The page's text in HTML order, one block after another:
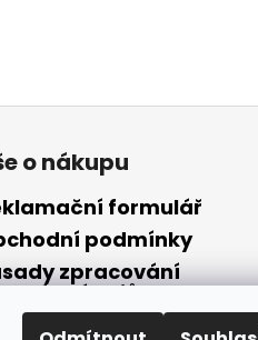
o nákupu
formulář
podmínky
zpracování
údajů - GDPR
pro odstoupení